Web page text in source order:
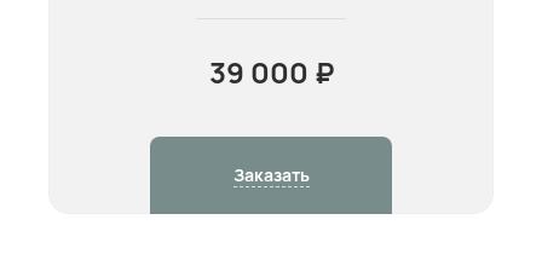
39 000 ₽
Заказать